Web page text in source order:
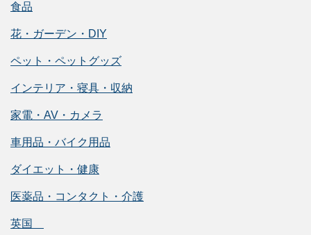
食品
花・ガーデン・DIY
ペット・ペットグッズ
インテリア・寝具・収納
家電・AV・カメラ
車用品・バイク用品
ダイエット・健康
医薬品・コンタクト・介護
英国